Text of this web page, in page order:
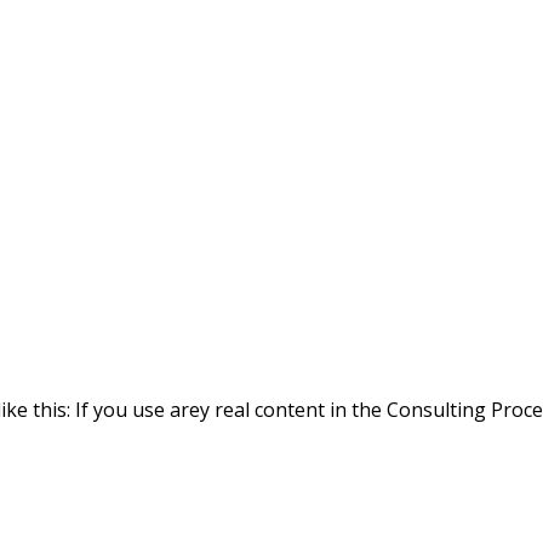
this: If you use arey real content in the Consulting